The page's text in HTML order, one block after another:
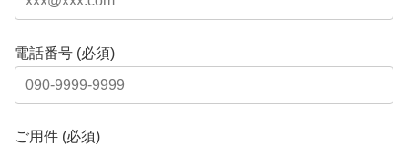
電話番号 (必須)
ご用件 (必須)